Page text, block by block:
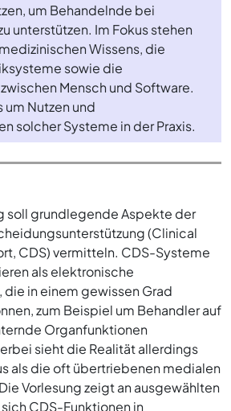
um Behandelnde bei
unterstützen. Im Fokus stehen
Wissens, die
sowie die
Mensch und Software.
um Nutzen und
solcher Systeme in der Praxis.
soll grundlegende Aspekte der
(Clinical
CDS) vermitteln. CDS-Systeme
als elektronische
die in einem gewissen Grad
zum Beispiel um Behandler auf
Organfunktionen
sieht die Realität allerdings
als die oft übertriebenen medialen
Vorlesung zeigt an ausgewählten
CDS-Funktionen in